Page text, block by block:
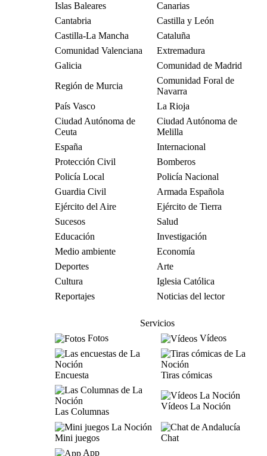
Islas Baleares
Canarias
Cantabria
Castilla y León
Castilla-La Mancha
Cataluña
Comunidad Valenciana
Extremadura
Galicia
Comunidad de Madrid
Región de Murcia
Comunidad Foral de
Navarra
País Vasco
La Rioja
Ciudad Autónoma de
Ceuta
Ciudad Autónoma de
Melilla
España
Internacional
Protección Civil
Bomberos
Policía Local
Policía Nacional
Guardia Civil
Armada Española
Ejército del Aire
Ejército de Tierra
Sucesos
Salud
Educación
Investigación
Medio ambiente
Economía
Deportes
Arte
Cultura
Iglesia Católica
Reportajes
Noticias del lector
Servicios
Fotos
Vídeos
Encuesta Tiras cómicas
Las Columnas
Vídeos La Noción
Mini juegos
Chat
App